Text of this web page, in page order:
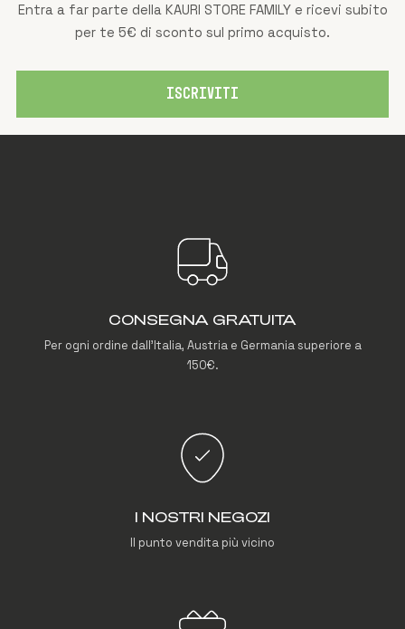
Entra a far parte della KAURI STORE FAMILY e ricevi subito
per te 5€ di sconto sul primo acquisto.
ISCRIVITI
CONSEGNA GRATUITA
Per ogni ordine dall'Italia, Austria e Germania superiore a
150€.
I NOSTRI NEGOZI
Il punto vendita più vicino